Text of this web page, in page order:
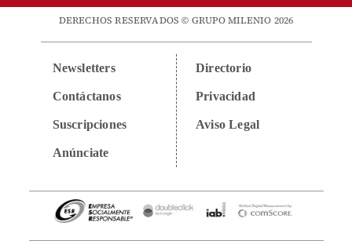
DERECHOS RESERVADOS © GRUPO MILENIO 2026
Newsletters
Contáctanos
Suscripciones
Anúnciate
Directorio
Privacidad
Aviso Legal